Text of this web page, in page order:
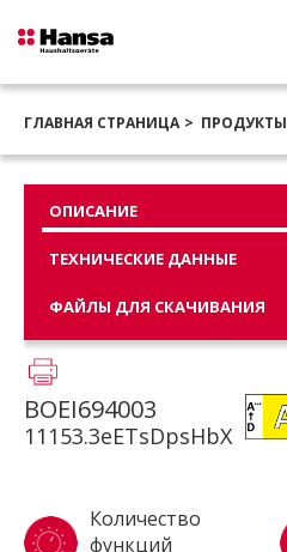
ГЛАВНАЯ СТРАНИЦА ПРОДУКТЫ
ОПИСАНИЕ
ТЕХНИЧЕСКИЕ ДАННЫЕ
ФАЙЛЫ ДЛЯ СКАЧИВАНИЯ
BOEI694003
11153.3eETsDpsHbX
Количество
функций